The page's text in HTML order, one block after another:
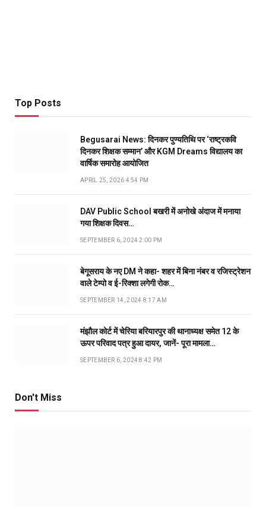
Top Posts
Begusarai News: दिनकर पुण्यतिथि पर ‘राष्ट्रकवि
दिनकर शिक्षक सम्मान’ और KGM Dreams विद्यालय का
वार्षिक समारोह आयोजित
APRIL 25, 2026 4:54 PM
DAV Public School बखरी में अनोखे अंदाज में मनाया
गया शिक्षक दिवस…
SEPTEMBER 6, 2024 2:00 PM
बेगूसराय के नए DM ने कहा- शहर में बिना नंबर व रजिस्ट्रेशन
वाले टेम्पो व ई-रिक्शा लगेगी रोक…
SEPTEMBER 14, 2024 8:17 AM
मंझौल कोर्ट में चेरिया बरियारपुर की थानाध्यक्ष समेत 12 के
ऊपर परिवाद पत्र हुआ दायर, जानें- पूरा मामला…
SEPTEMBER 6, 2024 8:42 PM
Don't Miss